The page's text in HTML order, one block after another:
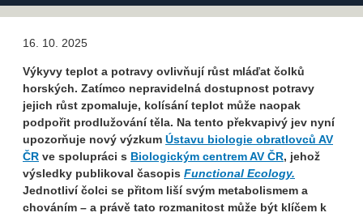
16. 10. 2025
Výkyvy teplot a potravy ovlivňují růst mláďat čolků
horských. Zatímco nepravidelná dostupnost potravy
jejich růst zpomaluje, kolísání teplot může naopak
podpořit prodlužování těla. Na tento překvapivý jev nyní
upozorňuje nový výzkum Ústavu biologie obratlovců AV
ČR ve spolupráci s Biologickým centrem AV ČR, jehož
výsledky publikoval časopis Functional Ecology.
Jednotliví čolci se přitom liší svým metabolismem a
chováním – a právě tato rozmanitost může být klíčem k